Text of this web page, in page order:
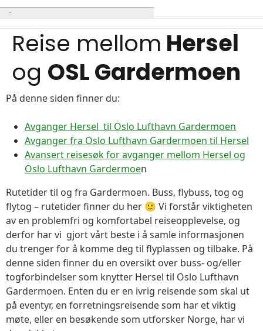
Reise mellom Hersel
og OSL Gardermoen
På denne siden finner du:
Avganger Hersel til Oslo Lufthavn Gardermoen
Avganger fra Oslo Lufthavn Gardermoen til Hersel
Avansert reisesøk for avganger mellom Hersel og
Oslo Lufthavn Gardermoen
Rutetider til og fra Gardermoen. Buss, flybuss, tog og
flytog – rutetider finner du her 🙂 Vi forstår viktigheten
av en problemfri og komfortabel reiseopplevelse, og
derfor har vi gjort vårt beste i å samle informasjonen
du trenger for å komme deg til flyplassen og tilbake. På
denne siden finner du en oversikt over buss- og/eller
togforbindelser som knytter Hersel til Oslo Lufthavn
Gardermoen. Enten du er en ivrig reisende som skal ut
på eventyr, en forretningsreisende som har et viktig
møte, eller en besøkende som utforsker Norge, har vi